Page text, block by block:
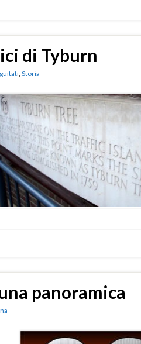
di Tyburn
, Storia
panoramica